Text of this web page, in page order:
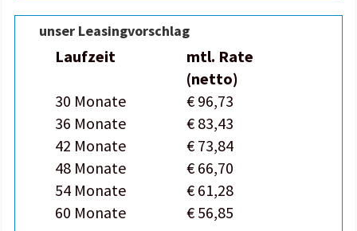
unser Leasingvorschlag
Laufzeit
mtl. Rate
(netto)
30 Monate
€ 96,73
36 Monate
€ 83,43
42 Monate
€ 73,84
48 Monate
€ 66,70
54 Monate
€ 61,28
60 Monate
€ 56,85